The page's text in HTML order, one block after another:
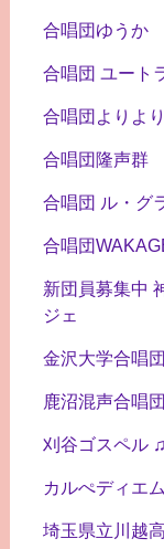
合唱団ゆうか
合唱団 ユート
合唱団よりより
合唱団隆声群
合唱団 ル・グ
合唱団
新団員募集中
ジェ
金沢大学合唱
鹿沼混声合唱団
刈谷ゴスペル
カルぺディエ
埼玉県立川越